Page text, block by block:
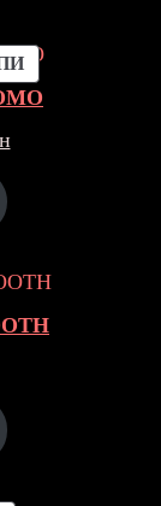
ПРОДУКТ
НА
Current